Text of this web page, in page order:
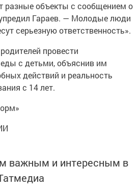
разные объекты с сообщением о
Гараев. — Молодые люди
серьезную ответственность».
провести
с детьми, объяснив им
действий и реальность
с 14 лет.
важным и интересным в